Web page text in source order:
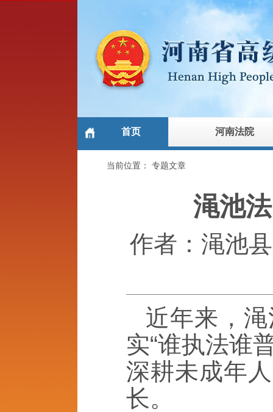
首页 河南法院
当前位置：专题文章
渑池
作者：渑池
近年来，
实“谁执法谁
深耕未成年
长。